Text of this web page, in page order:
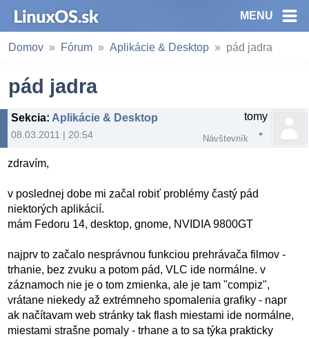
MENU
Domov Fórum Aplikácie & Desktop pád jadra
pád jadra
Sekcia: Aplikácie & Desktop
08.03.2011 | 20:54
tomy
Návštevník
zdravím,
v poslednej dobe mi začal robiť problémy častý pád
niektorých aplikácií.
mám Fedoru 14, desktop, gnome, NVIDIA 9800GT
najprv to začalo nesprávnou funkciou prehrávača filmov -
trhanie, bez zvuku a potom pád, VLC ide normálne. v
záznamoch nie je o tom zmienka, ale je tam "compiz",
vrátane niekedy až extrémneho spomalenia grafiky - napr
ak načítavam web stránky tak flash miestami ide normálne,
miestami strašne pomaly - trhane a to sa týka prakticky